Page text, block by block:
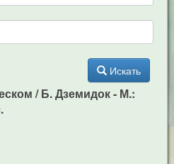
Искать
/ Б. Дземидок - М.: